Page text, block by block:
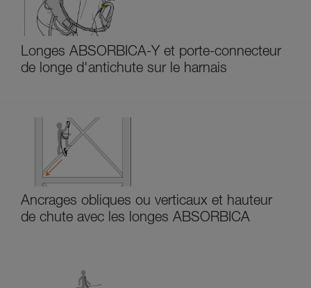
Longes ABSORBICA-Y et porte-connecteur
de longe d'antichute sur le harnais
Ancrages obliques ou verticaux et hauteur
de chute avec les longes ABSORBICA